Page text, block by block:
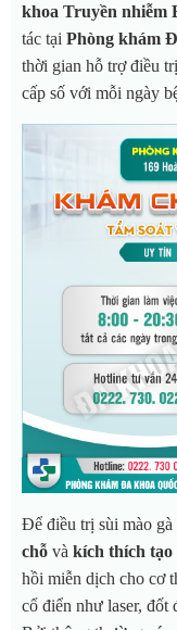
khoa Truyền nhiễm
tác tại Phòng khám
thời gian hỗ trợ điều
cấp số với mỗi ngày
Để điều trị sùi mào gà
chỗ và kích thích tạo
hồi miễn dịch cho cơ
cổ điển như laser, đốt